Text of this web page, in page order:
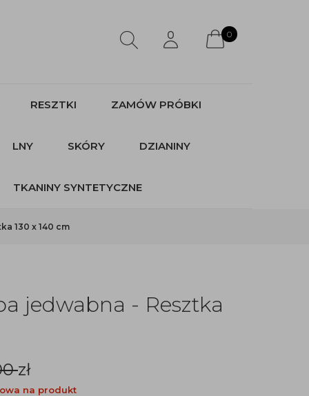
0
RESZTKI ZAMÓW PRÓBKI
LNY SKÓRY DZIANINY
TKANINY SYNTETYCZNE
130 x 140 cm
jedwabna - Resztka
zł
na produkt